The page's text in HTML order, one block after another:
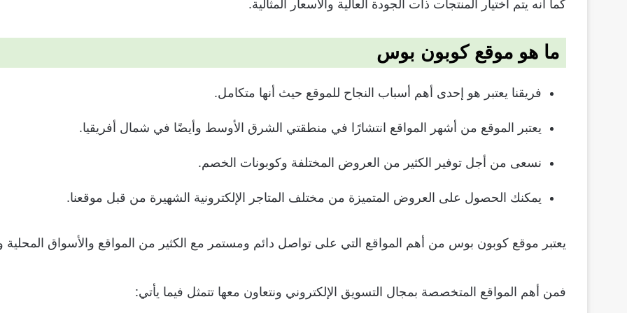
كما أنه يتم اختيار المنتجات ذات الجودة العالية والأسعار المثالية.
ما هو موقع كوبون بوس
فريقنا يعتبر هو إحدى أهم أسباب النجاح للموقع حيث أنها متكامل.
يعتبر الموقع من أشهر المواقع انتشارًا في منطقتي الشرق الأوسط وأيضًا في شمال أفريقيا.
نسعى من أجل توفير الكثير من العروض المختلفة وكوبونات الخصم.
يمكنك الحصول على العروض المتميزة من مختلف المتاجر الإلكترونية الشهيرة من قبل موقعنا.
يعتبر موقع كوبون بوس من أهم المواقع التي على تواصل دائم ومستمر مع الكثير من المواقع والأسواق المحلية
فمن أهم المواقع المتخصصة بمجال التسويق الإلكتروني ونتعاون معها تتمثل فيما يأتي: